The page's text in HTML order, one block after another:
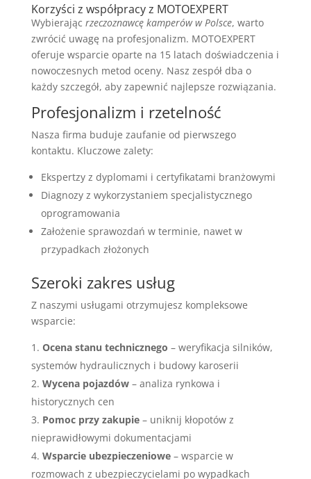
Korzyści z współpracy z MOTOEXPERT
Wybierając rzeczoznawcę kamperów w Polsce, warto
zwrócić uwagę na profesjonalizm. MOTOEXPERT
oferuje wsparcie oparte na 15 latach doświadczenia i
nowoczesnych metod oceny. Nasz zespół dba o
każdy szczegół, aby zapewnić najlepsze rozwiązania.
Profesjonalizm i rzetelność
Nasza firma buduje zaufanie od pierwszego
kontaktu. Kluczowe zalety:
Ekspertzy z dyplomami i certyfikatami branżowymi
Diagnozy z wykorzystaniem specjalistycznego
oprogramowania
Założenie sprawozdań w terminie, nawet w
przypadkach złożonych
Szeroki zakres usług
Z naszymi usługami otrzymujesz kompleksowe
wsparcie:
Ocena stanu technicznego – weryfikacja silników,
systemów hydraulicznych i budowy karoserii
Wycena pojazdów– analiza rynkowa i
historycznych cen
Pomoc przy zakupie– uniknij kłopotów z
nieprawidłowymi dokumentacjami
Wsparcie ubezpieczeniowe– wsparcie w
rozmowach z ubezpieczycielami po wypadkach